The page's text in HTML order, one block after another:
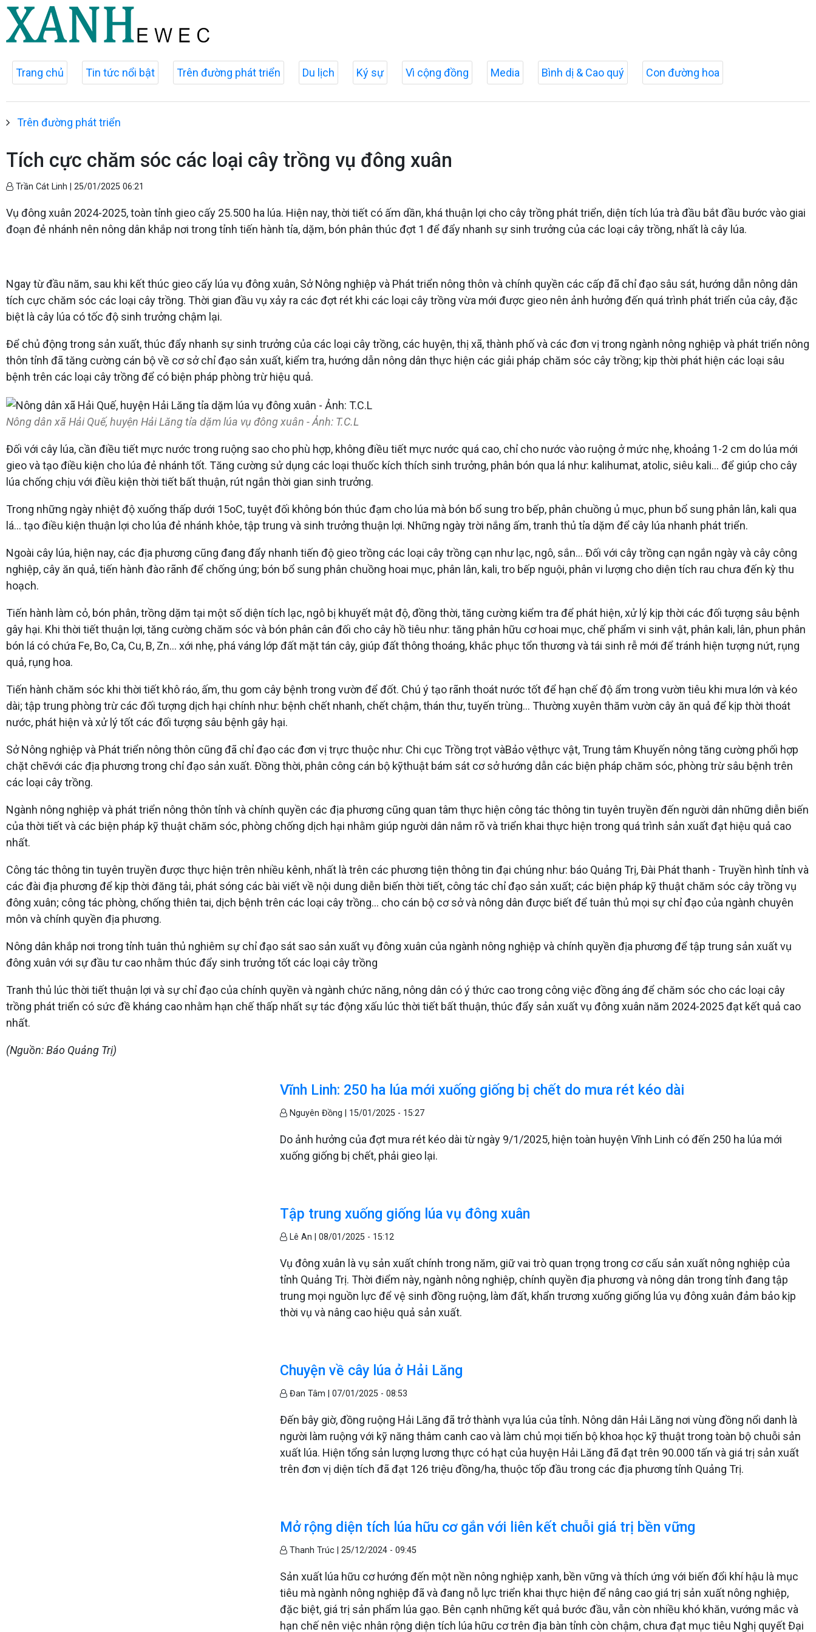
Trang chủ Tin tức nổi bật Trên đường phát triển Du lịch Ký sự Vì cộng đồng Media Bình dị & Cao quý Con đường hoa
Trên đường phát triển
Tích cực chăm sóc các loại cây trồng vụ đông xuân
Trần Cát Linh | 25/01/2025 06:21
Vụ đông xuân 2024-2025, toàn tỉnh gieo cấy 25.500 ha lúa. Hiện nay, thời tiết có ấm dần, khá thuận lợi cho cây trồng phát triển, diện tích lúa trà đầu bắt đầu bước vào giai
đoạn đẻ nhánh nên nông dân khắp nơi trong tỉnh tiến hành tỉa, dặm, bón phân thúc đợt 1 để đẩy nhanh sự sinh trưởng của các loại cây trồng, nhất là cây lúa.
Ngay từ đầu năm, sau khi kết thúc gieo cấy lúa vụ đông xuân, Sở Nông nghiệp và Phát triển nông thôn và chính quyền các cấp đã chỉ đạo sâu sát, hướng dẫn nông dân
tích cực chăm sóc các loại cây trồng. Thời gian đầu vụ xảy ra các đợt rét khi các loại cây trồng vừa mới được gieo nên ảnh hưởng đến quá trình phát triển của cây, đặc
biệt là cây lúa có tốc độ sinh trưởng chậm lại.
Để chủ động trong sản xuất, thúc đẩy nhanh sự sinh trưởng của các loại cây trồng, các huyện, thị xã, thành phố và các đơn vị trong ngành nông nghiệp và phát triển nông
thôn tỉnh đã tăng cường cán bộ về cơ sở chỉ đạo sản xuất, kiểm tra, hướng dẫn nông dân thực hiện các giải pháp chăm sóc cây trồng; kịp thời phát hiện các loại sâu
bệnh trên các loại cây trồng để có biện pháp phòng trừ hiệu quả.
Nông dân xã Hải Quế, huyện Hải Lăng tỉa dặm lúa vụ đông xuân - Ảnh: T.C.L
Đối với cây lúa, cần điều tiết mực nước trong ruộng sao cho phù hợp, không điều tiết mực nước quá cao, chỉ cho nước vào ruộng ở mức nhẹ, khoảng 1-2 cm do lúa mới
gieo và tạo điều kiện cho lúa đẻ nhánh tốt. Tăng cường sử dụng các loại thuốc kích thích sinh trưởng, phân bón qua lá như: kalihumat, atolic, siêu kali... để giúp cho cây
lúa chống chịu với điều kiện thời tiết bất thuận, rút ngắn thời gian sinh trưởng.
Trong những ngày nhiệt độ xuống thấp dưới 15oC, tuyệt đối không bón thúc đạm cho lúa mà bón bổ sung tro bếp, phân chuồng ủ mục, phun bổ sung phân lân, kali qua
lá... tạo điều kiện thuận lợi cho lúa đẻ nhánh khỏe, tập trung và sinh trưởng thuận lợi. Những ngày trời nắng ấm, tranh thủ tỉa dặm để cây lúa nhanh phát triển.
Ngoài cây lúa, hiện nay, các địa phương cũng đang đẩy nhanh tiến độ gieo trồng các loại cây trồng cạn như lạc, ngô, sắn... Đối với cây trồng cạn ngắn ngày và cây công
nghiệp, cây ăn quả, tiến hành đào rãnh để chống úng; bón bổ sung phân chuồng hoai mục, phân lân, kali, tro bếp nguội, phân vi lượng cho diện tích rau chưa đến kỳ thu
hoạch.
Tiến hành làm cỏ, bón phân, trồng dặm tại một số diện tích lạc, ngô bị khuyết mật độ, đồng thời, tăng cường kiểm tra để phát hiện, xử lý kịp thời các đối tượng sâu bệnh
gây hại. Khi thời tiết thuận lợi, tăng cường chăm sóc và bón phân cân đối cho cây hồ tiêu như: tăng phân hữu cơ hoai mục, chế phẩm vi sinh vật, phân kali, lân, phun phân
bón lá có chứa Fe, Bo, Ca, Cu, B, Zn... xới nhẹ, phá váng lớp đất mặt tán cây, giúp đất thông thoáng, khắc phục tổn thương và tái sinh rễ mới để tránh hiện tượng nứt, rụng
quả, rụng hoa.
Tiến hành chăm sóc khi thời tiết khô ráo, ấm, thu gom cây bệnh trong vườn để đốt. Chú ý tạo rãnh thoát nước tốt để hạn chế độ ẩm trong vườn tiêu khi mưa lớn và kéo
dài; tập trung phòng trừ các đối tượng dịch hại chính như: bệnh chết nhanh, chết chậm, thán thư, tuyến trùng... Thường xuyên thăm vườn cây ăn quả để kịp thời thoát
nước, phát hiện và xử lý tốt các đối tượng sâu bệnh gây hại.
Sở Nông nghiệp và Phát triển nông thôn cũng đã chỉ đạo các đơn vị trực thuộc như: Chi cục Trồng trọt vàBảo vệthực vật, Trung tâm Khuyến nông tăng cường phối hợp
chặt chẽvới các địa phương trong chỉ đạo sản xuất. Đồng thời, phân công cán bộ kỹthuật bám sát cơ sở hướng dẫn các biện pháp chăm sóc, phòng trừ sâu bệnh trên
các loại cây trồng.
Ngành nông nghiệp và phát triển nông thôn tỉnh và chính quyền các địa phương cũng quan tâm thực hiện công tác thông tin tuyên truyền đến người dân những diễn biến
của thời tiết và các biện pháp kỹ thuật chăm sóc, phòng chống dịch hại nhằm giúp người dân nắm rõ và triển khai thực hiện trong quá trình sản xuất đạt hiệu quả cao
nhất.
Công tác thông tin tuyên truyền được thực hiện trên nhiều kênh, nhất là trên các phương tiện thông tin đại chúng như: báo Quảng Trị, Đài Phát thanh - Truyền hình tỉnh và
các đài địa phương để kịp thời đăng tải, phát sóng các bài viết về nội dung diễn biến thời tiết, công tác chỉ đạo sản xuất; các biện pháp kỹ thuật chăm sóc cây trồng vụ
đông xuân; công tác phòng, chống thiên tai, dịch bệnh trên các loại cây trồng... cho cán bộ cơ sở và nông dân được biết để tuân thủ mọi sự chỉ đạo của ngành chuyên
môn và chính quyền địa phương.
Nông dân khắp nơi trong tỉnh tuân thủ nghiêm sự chỉ đạo sát sao sản xuất vụ đông xuân của ngành nông nghiệp và chính quyền địa phương để tập trung sản xuất vụ
đông xuân với sự đầu tư cao nhằm thúc đẩy sinh trưởng tốt các loại cây trồng
Tranh thủ lúc thời tiết thuận lợi và sự chỉ đạo của chính quyền và ngành chức năng, nông dân có ý thức cao trong công việc đồng áng để chăm sóc cho các loại cây
trồng phát triển có sức đề kháng cao nhằm hạn chế thấp nhất sự tác động xấu lúc thời tiết bất thuận, thúc đẩy sản xuất vụ đông xuân năm 2024-2025 đạt kết quả cao
nhất.
(Nguồn: Báo Quảng Trị)
Vĩnh Linh: 250 ha lúa mới xuống giống bị chết do mưa rét kéo dài
Nguyên Đồng | 15/01/2025 - 15:27
Do ảnh hưởng của đợt mưa rét kéo dài từ ngày 9/1/2025, hiện toàn huyện Vĩnh Linh có đến 250 ha lúa mới
xuống giống bị chết, phải gieo lại.
Tập trung xuống giống lúa vụ đông xuân
Lê An |08/01/2025 - 15:12
Vụ đông xuân là vụ sản xuất chính trong năm, giữ vai trò quan trọng trong cơ cấu sản xuất nông nghiệp của
tỉnh Quảng Trị. Thời điểm này, ngành nông nghiệp, chính quyền địa phương và nông dân trong tỉnh đang tập
trung mọi nguồn lực để vệ sinh đồng ruộng, làm đất, khẩn trương xuống giống lúa vụ đông xuân đảm bảo kịp
thời vụ và nâng cao hiệu quả sản xuất.
Chuyện về cây lúa ở Hải Lăng
Đan Tâm |07/01/2025 - 08:53
Đến bây giờ, đồng ruộng Hải Lăng đã trở thành vựa lúa của tỉnh. Nông dân Hải Lăng nơi vùng đồng nổi danh là
người làm ruộng với kỹ năng thâm canh cao và làm chủ mọi tiến bộ khoa học kỹ thuật trong toàn bộ chuỗi sản
xuất lúa. Hiện tổng sản lượng lương thực có hạt của huyện Hải Lăng đã đạt trên 90.000 tấn và giá trị sản xuất
trên đơn vị diện tích đã đạt 126 triệu đồng/ha, thuộc tốp đầu trong các địa phương tỉnh Quảng Trị.
Mở rộng diện tích lúa hữu cơ gắn với liên kết chuỗi giá trị bền vững
Thanh Trúc |25/12/2024 - 09:45
Sản xuất lúa hữu cơ hướng đến một nền nông nghiệp xanh, bền vững và thích ứng với biến đổi khí hậu là mục
tiêu mà ngành nông nghiệp đã và đang nỗ lực triển khai thực hiện để nâng cao giá trị sản xuất nông nghiệp,
đặc biệt, giá trị sản phẩm lúa gạo. Bên cạnh những kết quả bước đầu, vẫn còn nhiều khó khăn, vướng mắc và
hạn chế nên việc nhân rộng diện tích lúa hữu cơ trên địa bàn tỉnh còn chậm, chưa đạt mục tiêu Nghị quyết Đại